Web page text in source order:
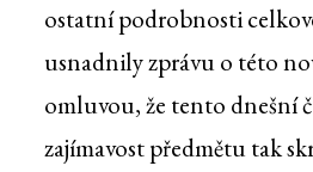
ostatní podrobnosti
usnadnily zprávu o této
omluvou, že tento dnešní
zajímavost předmětu tak